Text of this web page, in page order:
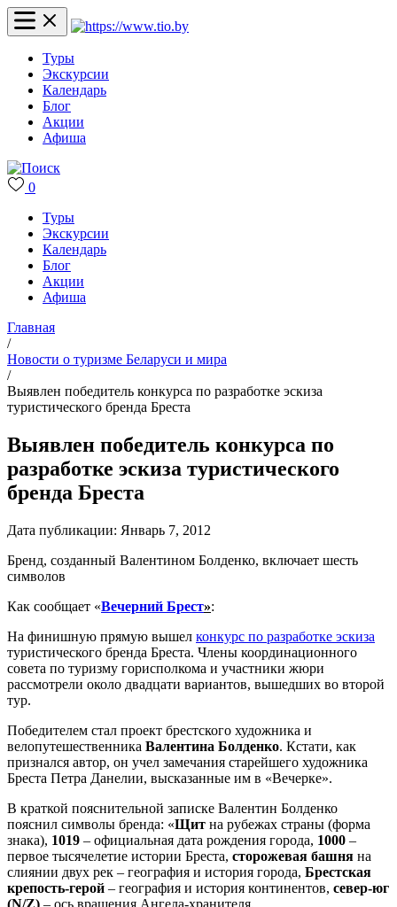
Туры
Экскурсии
Календарь
Блог
Акции
Афиша
0
Туры
Экскурсии
Календарь
Блог
Акции
Афиша
Главная
/
Новости о туризме Беларуси и мира
/
Выявлен победитель конкурса по разработке эскиза
туристического бренда Бреста
Выявлен победитель конкурса по
разработке эскиза туристического
бренда Бреста
Дата публикации: Январь 7, 2012
Бренд, созданный Валентином Болденко, включает шесть
символов
Как сообщает «Вечерний Брест»:
На финишную прямую вышел конкурс по разработке эскиза
туристического бренда Бреста. Члены координационного
совета по туризму горисполкома и участники жюри
рассмотрели около двадцати вариантов, вышедших во второй
тур.
Победителем стал проект брестского художника и
велопутешественника Валентина Болденко. Кстати, как
признался автор, он учел замечания старейшего художника
Бреста Петра Данелии, высказанные им в «Вечерке».
В краткой пояснительной записке Валентин Болденко
пояснил символы бренда: «Щит на рубежах страны (форма
знака), 1019 – официальная дата рождения города, 1000 –
первое тысячелетие истории Бреста, сторожевая башня на
слиянии двух рек – география и история города, Брестская
крепость-герой – география и история континентов, север-юг
(N/Z) – ось вращения Ангела-хранителя,